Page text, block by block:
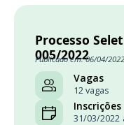
Processo
005/2022
Publicado em: 06/04/2022
Vagas
12 vagas
Inscrições
31/03/2022